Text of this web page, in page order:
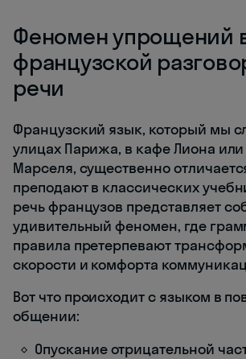
Феномен упрощений
французской
речи
Французский язык, который мы
улицах Парижа, в кафе Лиона
Марселя, существенно
преподают в классических
речь французов представляет
удивительный феномен, где
правила претерпевают
скорости и комфорта
Вот что происходит с языком в
общении:
Опускание отрицательной